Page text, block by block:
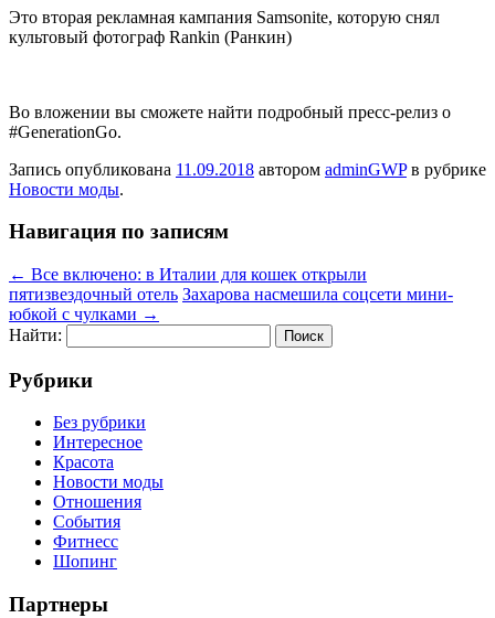
Это вторая рекламная кампания Samsonite, которую снял
культовый фотограф Rankin (Ранкин)
Во вложении вы сможете найти подробный пресс-релиз о
#GenerationGo.
Запись опубликована 11.09.2018 автором adminGWPв рубрике
Новости моды.
Навигация по записям
← Все включено: в Италии для кошек открыли
пятизвездочный отель Захарова насмешила соцсети мини-
юбкой с чулками →
Найти:
Рубрики
Без рубрики
Интересное
Красота
Новости моды
Отношения
События
Фитнесс
Шопинг
Партнеры